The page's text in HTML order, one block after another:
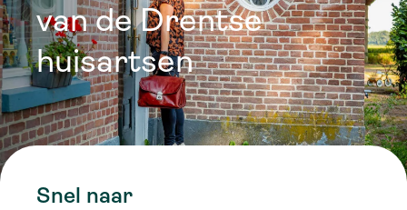
van de Drentse
huisartsen
Snel naar